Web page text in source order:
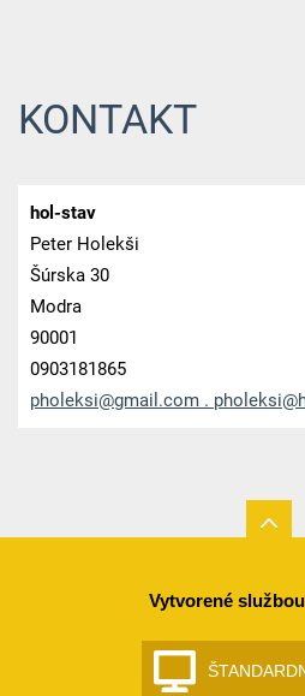
KONTAKT
hol-stav
Peter Holekši
Šúrska 30
Modra
90001
0903181865
pholeksi@gmail.com .
Vytvorené službou